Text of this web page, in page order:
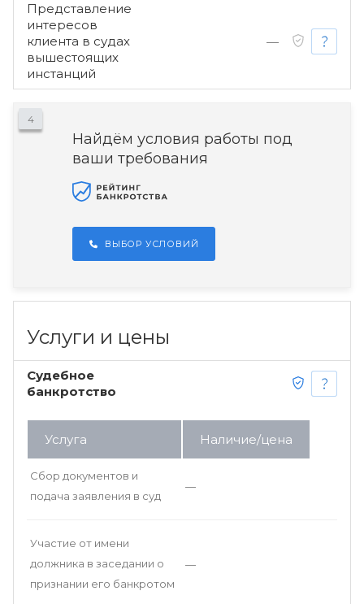
Представление
интересов
клиента в судах
вышестоящих
инстанций
—
4
Найдём условия работы под
ваши требования
ВЫБОР УСЛОВИЙ
Услуги и цены
Судебное
банкротство
Услуга Наличие/цена
Сбор документов и
подача заявления в суд
—
Участие от имени
должника в заседании о
признании его банкротом
—